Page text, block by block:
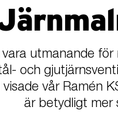
utmanande för
och
vår Ramén
är betydligt mer